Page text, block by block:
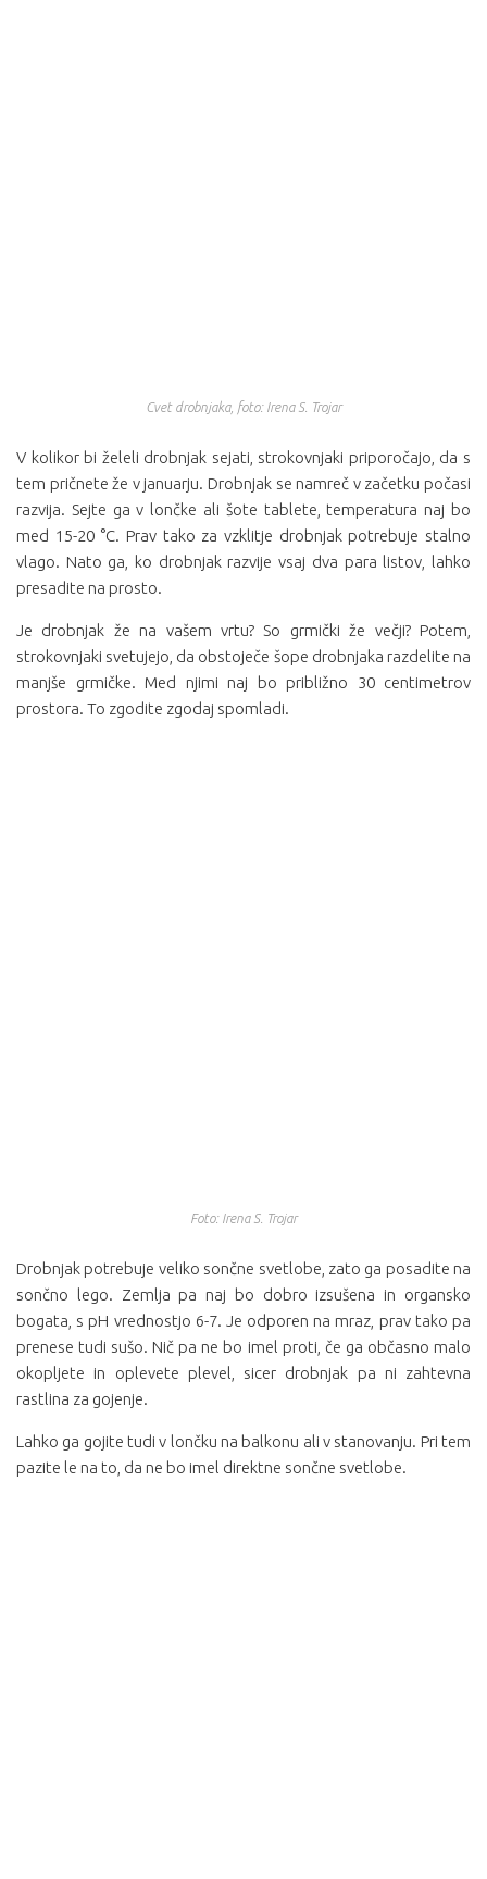
Cvet drobnjaka, foto: Irena S. Trojar
V kolikor bi želeli drobnjak sejati, strokovnjaki priporočajo, da s
tem pričnete že v januarju. Drobnjak se namreč v začetku počasi
razvija. Sejte ga v lončke ali šote tablete, temperatura naj bo
med 15-20 °C. Prav tako za vzklitje drobnjak potrebuje stalno
vlago. Nato ga, ko drobnjak razvije vsaj dva para listov, lahko
presadite na prosto.
Je drobnjak že na vašem vrtu? So grmički že večji? Potem,
strokovnjaki svetujejo, da obstoječe šope drobnjaka razdelite na
manjše grmičke. Med njimi naj bo približno 30 centimetrov
prostora. To zgodite zgodaj spomladi.
Foto: Irena S. Trojar
Drobnjak potrebuje veliko sončne svetlobe, zato ga posadite na
sončno lego. Zemlja pa naj bo dobro izsušena in organsko
bogata, s pH vrednostjo 6-7. Je odporen na mraz, prav tako pa
prenese tudi sušo. Nič pa ne bo imel proti, če ga občasno malo
okopljete in oplevete plevel, sicer drobnjak pa ni zahtevna
rastlina za gojenje.
Lahko ga gojite tudi v lončku na balkonu ali v stanovanju. Pri tem
pazite le na to, da ne bo imel direktne sončne svetlobe.